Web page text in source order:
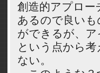
創造的アプロ
あるので良い
ができるが、
という点から
ない。